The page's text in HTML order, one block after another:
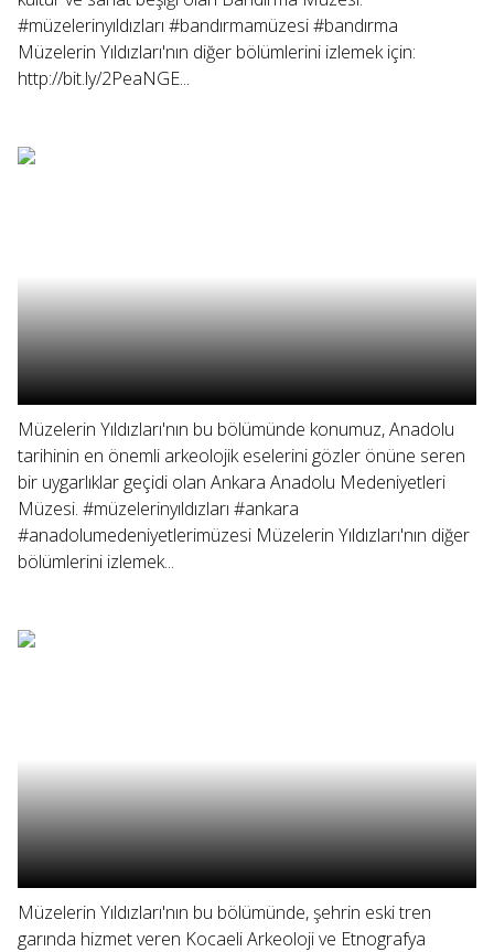
#müzelerinyıldızları #bandırmamüzesi #bandırma
Müzelerin Yıldızları'nın diğer bölümlerini izlemek için:
http://bit.ly/2PeaNGE...
Müzelerin Yıldızları'nın bu bölümünde konumuz, Anadolu
tarihinin en önemli arkeolojik eselerini gözler önüne seren
bir uygarlıklar geçidi olan Ankara Anadolu Medeniyetleri
Müzesi. #müzelerinyıldızları #ankara
#anadolumedeniyetlerimüzesi Müzelerin Yıldızları'nın diğer
bölümlerini izlemek...
Müzelerin Yıldızları'nın bu bölümünde, şehrin eski tren
garında hizmet veren Kocaeli Arkeoloji ve Etnografya